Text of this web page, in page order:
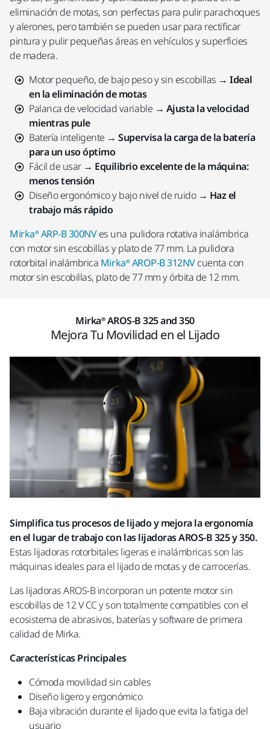
eliminación de motas, son perfectas para pulir parachoques
y alerones, pero también se pueden usar para rectificar
pintura y pulir pequeñas áreas en vehículos y superficies
de madera.
Motor pequeño, de bajo peso y sin escobillas →Ideal
en la eliminación de motas
Palanca de velocidad variable → Ajusta la velocidad
mientras pule
Batería inteligente →Supervisa la carga de la batería
para un uso óptimo
Fácil de usar → Equilibrio excelente de la máquina:
menos tensión
Diseño ergonómico y bajo nivel de ruido → Haz el
trabajo más rápido
Mirka® ARP-B 300NVes una pulidora rotativa inalámbrica
con motor sin escobillas y plato de 77 mm. La pulidora
rotorbital inalámbrica Mirka® AROP-B 312NVcuenta con
motor sin escobillas, plato de 77 mm y órbita de 12 mm.
Mirka® AROS-B 325 and 350
Mejora Tu Movilidad en el Lijado
Simplifica tus procesos de lijado y mejora la ergonomía
en el lugar de trabajo con las lijadoras AROS-B 325 y 350.
Estas lijadoras rotorbitales ligeras e inalámbricas son las
máquinas ideales para el lijado de motas y de carrocerías.
Las lijadoras AROS-B incorporan un potente motor sin
escobillas de 12 V CC y son totalmente compatibles con el
ecosistema de abrasivos, baterías y software de primera
calidad de Mirka.
Características Principales
Cómoda movilidad sin cables​
Diseño ligero y ergonómico
Baja vibración durante el lijado que evita la fatiga del
usuario